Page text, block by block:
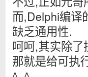
而,Delphi编译
缺乏通用性.
呵呵,其实除
那就是给可执